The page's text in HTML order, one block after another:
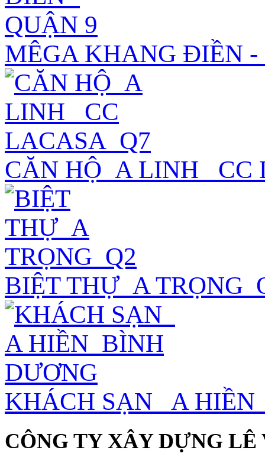
MÊGA KHANG ĐIỀN -
CĂN HỘ_A LINH_ CC
BIỆT THỰ_A
KHÁCH SẠN_ A
CÔNG TY XÂY DỰNG LÊ